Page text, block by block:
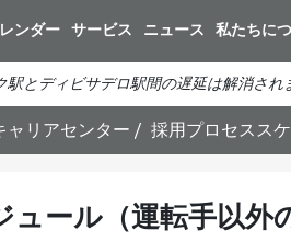
ンダー サービス ニュース 私たちに
とディビサデロ駅間の遅延は解消さ
ャリアセンター 採用プロセスス
ール（運転手以外